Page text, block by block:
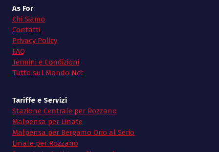
As For
Chi Siamo
Contatti
Privacy Policy
FAQ
Termini e Condizioni
Tutto sul Mondo Ncc
Tariffe e Servizi
Stazione Centrale per Rozzano
Malpensa per Linate
Malpensa per Bergamo Orio al Serio
Linate per Rozzano